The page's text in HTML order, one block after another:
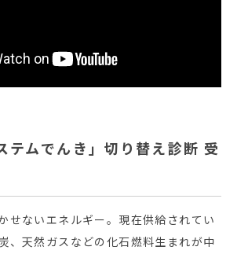
ムでんき」切り替え診断 受
せないエネルギー。現在供給されてい
、天然ガスなどの化石燃料生まれが中